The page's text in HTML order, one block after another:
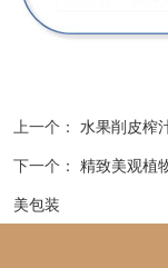
上一个： 水果削皮榨
下一个： 精致美观植
美包装